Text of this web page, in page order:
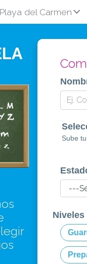
Playa del Carmen
Sube